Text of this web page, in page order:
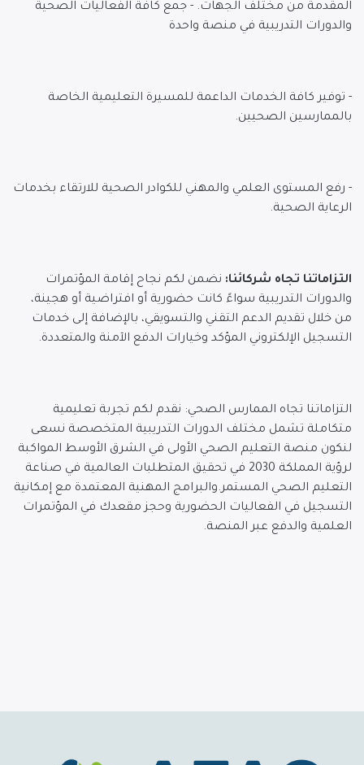
المقدمة من مختلف الجهات. - جمع كافة الفعاليات الصحية
والدورات التدريبية في منصة واحدة
- توفير كافة الخدمات الداعمة للمسيرة التعليمية الخاصة
بالممارسين الصحيين.
- رفع المستوى العلمي والمهني للكوادر الصحية للارتقاء بخدمات
الرعاية الصحية.
التزاماتنا تجاه شركائنا: نضمن لكم نجاح إقامة المؤتمرات
والدورات التدريبية سواءً كانت حضورية أو افتراضية أو هجينة،
من خلال تقديم الدعم التقني والتسويقي، بالإضافة إلى خدمات
التسجيل الإلكتروني المؤكد وخيارات الدفع الآمنة والمتعددة.
التزاماتنا تجاه الممارس الصحي: نقدم لكم تجربة تعليمية
متكاملة تشمل مختلف الدورات التدريبية المتخصصة نسعى
لنكون منصة التعليم الصحي الأولى في الشرق الأوسط المواكبة
لرؤية المملكة 2030 في تحقيق المتطلبات العالمية في صناعة
التعليم الصحي المستمر.والبرامج المهنية المعتمدة مع إمكانية
التسجيل في الفعاليات الحضورية وحجز مقعدك في المؤتمرات
العلمية والدفع عبر المنصة.